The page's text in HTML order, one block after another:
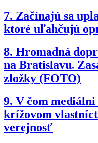
7. Začínajú sa
ktoré uľahčujú
8. Hromadná
na Bratislavu.
zložky (FOTO)
9. V čom
krížovom
verejnosť